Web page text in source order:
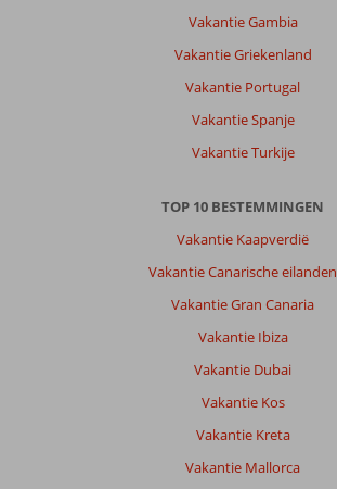
Vakantie Gambia
Vakantie Griekenland
Vakantie Portugal
Vakantie Spanje
Vakantie Turkije
TOP 10 BESTEMMINGEN
Vakantie Kaapverdië
Vakantie Canarische eilanden
Vakantie Gran Canaria
Vakantie Ibiza
Vakantie Dubai
Vakantie Kos
Vakantie Kreta
Vakantie Mallorca